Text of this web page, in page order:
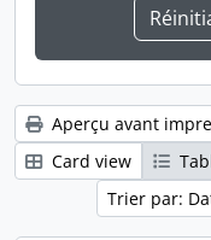
Aperçu avant
Card view
Trier par: